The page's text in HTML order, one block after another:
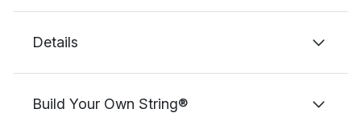
Details
Build Your Own String®